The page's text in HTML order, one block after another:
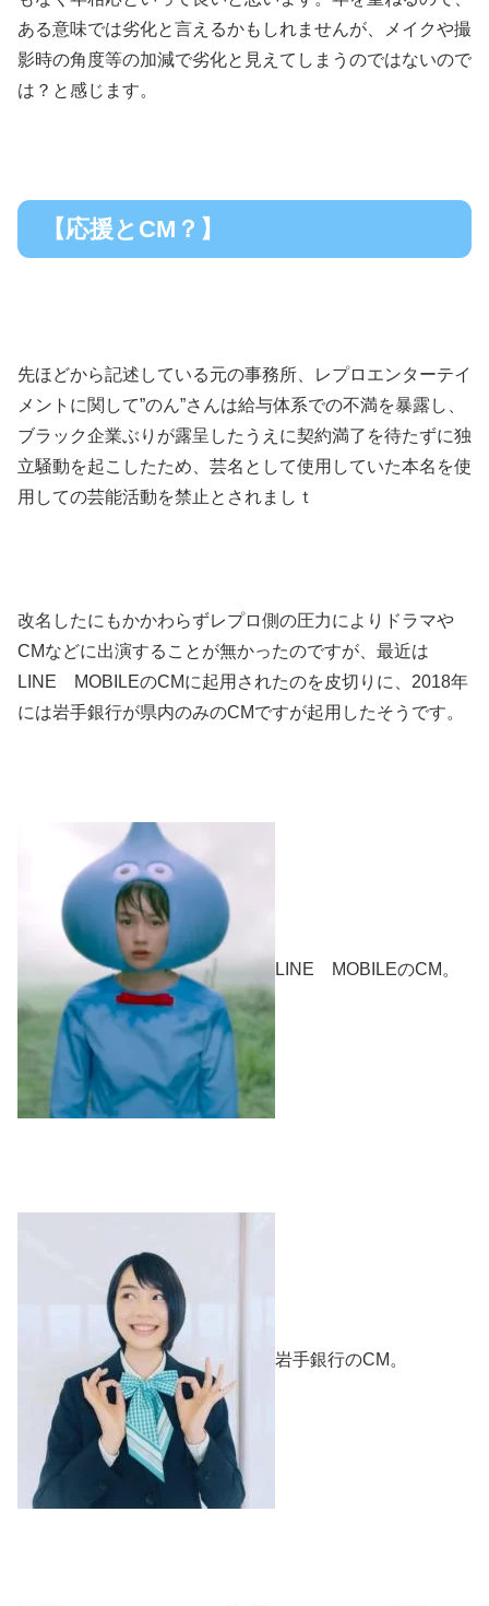
ある意味では劣化と言えるかもしれませんが、メイクや撮
影時の角度等の加減で劣化と見えてしまうのではないので
は？と感じます。
【応援とCM？】
先ほどから記述している元の事務所、レプロエンターテイ
メントに関して”のん”さんは給与体系での不満を暴露し、
ブラック企業ぶりが露呈したうえに契約満了を待たずに独
立騒動を起こしたため、芸名として使用していた本名を使
用しての芸能活動を禁止とされましｔ
改名したにもかかわらずレプロ側の圧力によりドラマや
CMなどに出演することが無かったのですが、最近は
LINE MOBILEのCMに起用されたのを皮切りに、2018年
には岩手銀行が県内のみのCMですが起用したそうです。
LINE MOBILEのCM。
岩手銀行のCM。